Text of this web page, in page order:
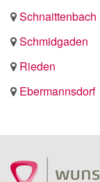
Schnaittenbach
Schmidgaden
Rieden
Ebermannsdorf